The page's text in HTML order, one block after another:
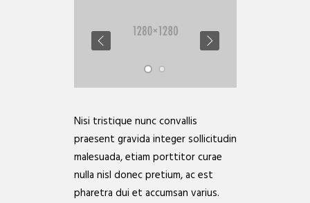
Nisi tristique nunc convallis
praesent gravida integer sollicitudin
malesuada, etiam porttitor curae
nulla nisl donec pretium, ac est
pharetra dui et accumsan varius.